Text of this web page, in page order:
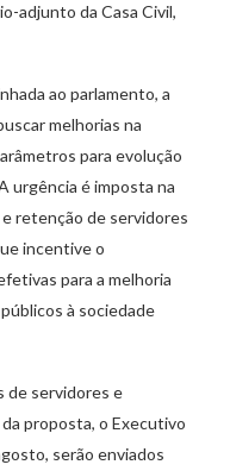
adjunto da Casa Civil,
ao parlamento, a
melhorias na
para evolução
urgência é imposta na
retenção de servidores
incentive o
para a melhoria
à sociedade
de servidores e
proposta, o Executivo
serão enviados